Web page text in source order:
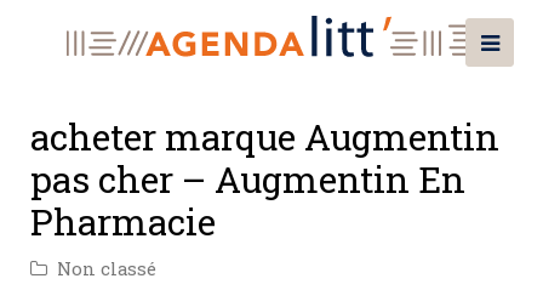
acheter marque Augmentin
pas cher – Augmentin En
Pharmacie
Non classé